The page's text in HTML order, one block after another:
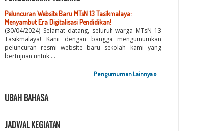
Peluncuran Website Baru MTsN 13 Tasikmalaya:
Menyambut Era Digitalisasi Pendidikan!
(30/04/2024) Selamat datang, seluruh warga MTsN 13
Tasikmalaya! Kami dengan bangga mengumumkan
peluncuran resmi website baru sekolah kami yang
bertujuan untuk ...
Pengumuman Lainnya »
UBAH BAHASA
JADWAL KEGIATAN